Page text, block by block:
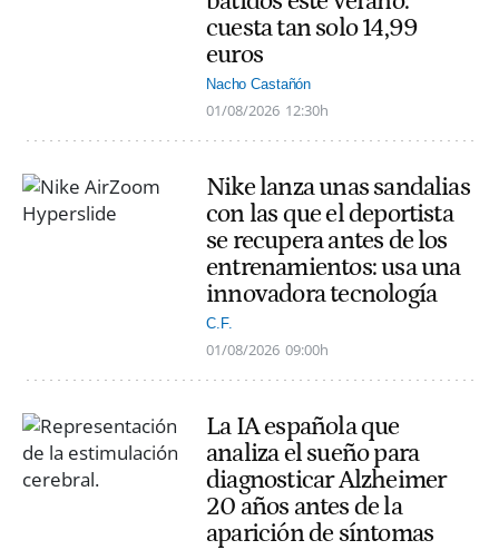
cuesta tan solo 14,99
euros
Nacho Castañón
01/08/2026 12:30h
Nike lanza unas sandalias
con las que el deportista
se recupera antes de los
entrenamientos: usa una
innovadora tecnología
C.F.
01/08/2026 09:00h
La IA española que
analiza el sueño para
diagnosticar Alzheimer
20 años antes de la
aparición de síntomas